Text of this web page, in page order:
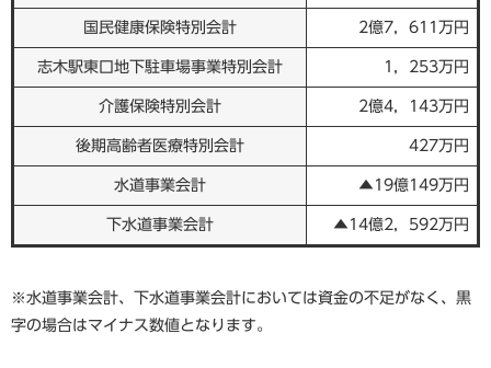
国民健康保険特別会計 2億7，611万円
志木駅東口地下駐車場事業特別会計 1，253万円
介護保険特別会計 2億4，143万円
後期高齢者医療特別会計 427万円
水道事業会計 ▲19億149万円
下水道事業会計 ▲14億2，592万円
※水道事業会計、下水道事業会計においては資金の不足がなく、黒
字の場合はマイナス数値となります。